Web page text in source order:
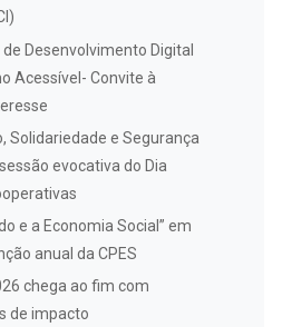
Desenvolvimento Digital
Acessível- Convite à
Solidariedade e Segurança
evocativa do Dia
e a Economia Social” em
anual da CPES
chega ao fim com
de impacto